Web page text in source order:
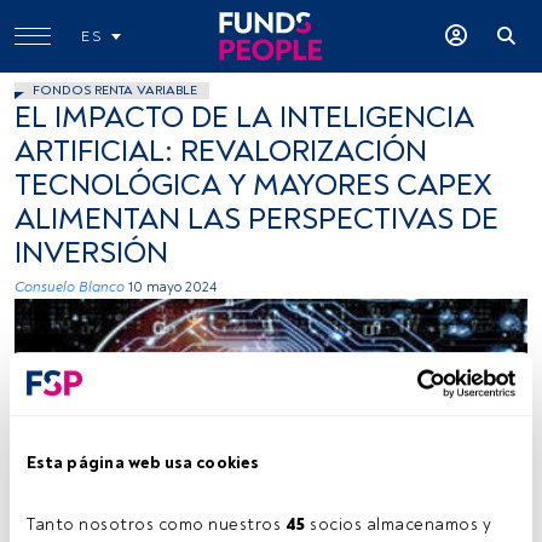
Esta página web usa cookies
Tanto nosotros como nuestros 45 socios almacenamos y
ES
FONDOS RENTA VARIABLE
EL IMPACTO DE LA INTELIGENCIA
ARTIFICIAL: REVALORIZACIÓN
TECNOLÓGICA Y MAYORES CAPEX
ALIMENTAN LAS PERSPECTIVAS DE
INVERSIÓN
Consuelo Blanco 10 mayo 2024